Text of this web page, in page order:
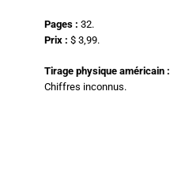
Pages : 32.
Prix : $ 3,99.
Tirage physique américain :
Chiffres inconnus.